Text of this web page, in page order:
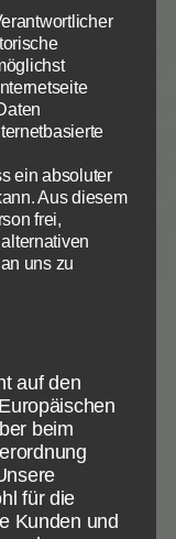
des Geistes,
dass sie,
Da war
war und ist
gibt: Völligste
Weg der
dieser Welt
den Weg der
seinem
beteten die
dieses
zu glauben,
doch auch du in
mit ihnen
/ SPAM
von ihnen
diese Website
ein absoluter
Aus diesem
frei,
uns zu
auf den
beim
für die
Kunden und